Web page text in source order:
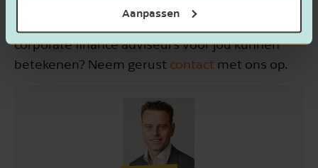
Aanpassen
Heb je nog vragen of ben je benieuwd wat onze
corporate finance adviseurs voor jou kunnen
betekenen? Neem gerust contact met ons op.